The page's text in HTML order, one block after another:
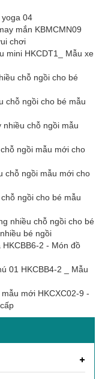
04
mắn KBMCMN09
chơi
mini HKCDT1_ Mẫu xe
chỗ ngồi cho bé
chỗ ngồi cho bé mẫu
chỗ ngồi mẫu
ngồi mẫu mới cho
chỗ ngồi mẫu mới cho
ngồi cho bé mẫu
nhiều chỗ ngồi cho bé
bé ngồi
2 - Món đồ
01 HKCBB4-2 _ Mẫu
mới HKCXC02-9 -